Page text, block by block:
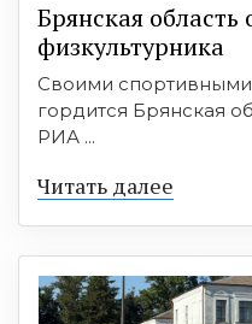
Брянская область
физкультурника
Своими
гордится Брянская
РИА ...
Читать далее